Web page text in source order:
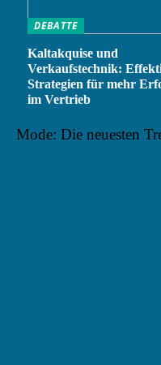
DEBATTE
Kaltakquise und
Verkaufstechnik:
Strategien für mehr
im Vertrieb
Mode: Die neuesten